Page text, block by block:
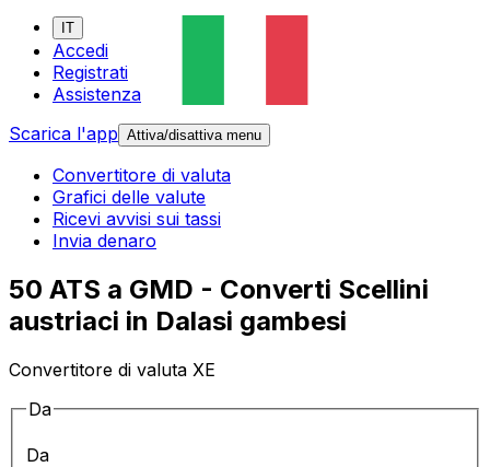
IT
Accedi
Registrati
Assistenza
Scarica l'app Attiva/disattiva menu
Convertitore di valuta
Grafici delle valute
Ricevi avvisi sui tassi
Invia denaro
50 ATS a GMD - Converti Scellini
austriaci in Dalasi gambesi
Convertitore di valuta XE
Da
Da